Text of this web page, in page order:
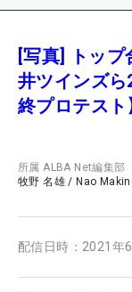
[写真] トッ
井ツインズ
終プロテスト
所属ALBA Net編集部
牧野 名雄 / Nao
配信日時： 2021年